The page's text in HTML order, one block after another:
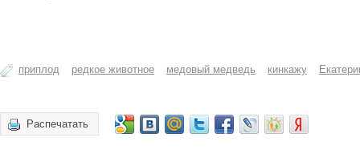
приплод редкое животное медовый медведь кинкажу
Распечатать